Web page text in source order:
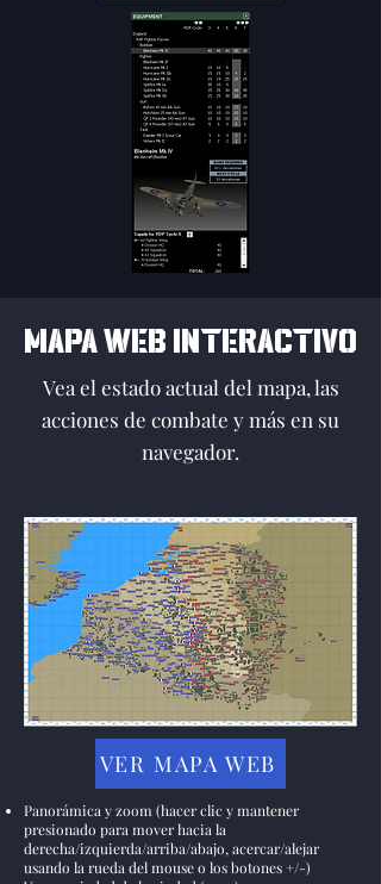
MAPA WEB INTERACTIVO
Vea el estado actual del mapa, las
acciones de combate y más en su
navegador.
VER MAPA WEB
Panorámica y zoom (hacer clic y mantener
presionado para mover hacia la
derecha/izquierda/arriba/abajo, acercar/alejar
usando la rueda del mouse o los botones +/-)